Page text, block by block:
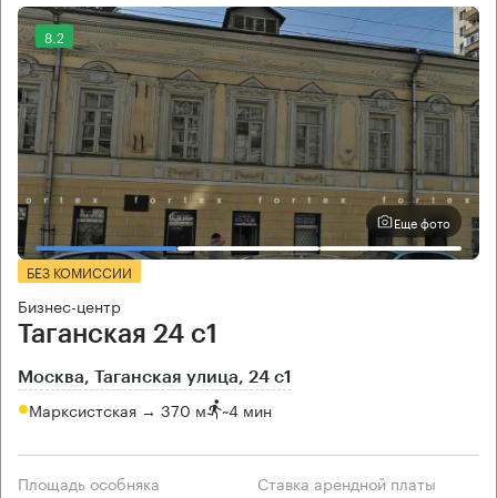
8.2
Еще фото
БЕЗ КОМИССИИ
Бизнес-центр
Таганская 24 с1
Москва, Таганская улица, 24 с1
Марксистская → 370 м ~4 мин
Площадь особняка Ставка арендной платы